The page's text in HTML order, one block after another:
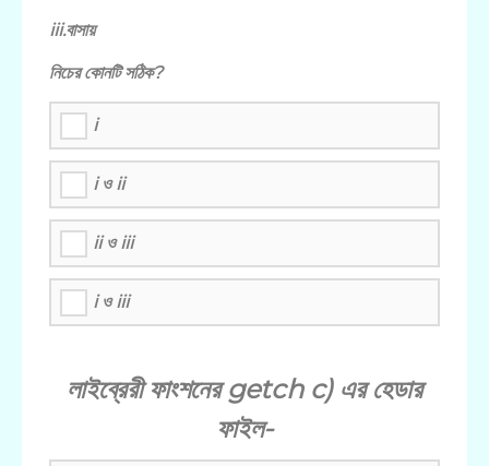
iii.বাসায়
নিচের কোনটি সঠিক?
i
i ও ii
ii ও iii
i ও iii
লাইব্রেরী ফাংশনের getch c) এর হেডার
ফাইল-